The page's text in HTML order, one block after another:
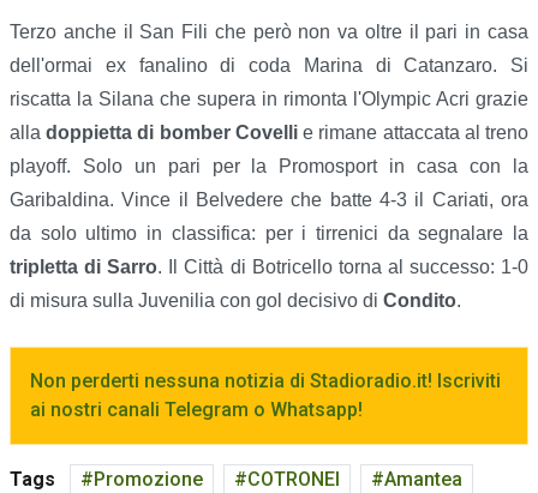
Terzo anche il San Fili che però non va oltre il pari in casa
dell'ormai ex fanalino di coda Marina di Catanzaro. Si
riscatta la Silana che supera in rimonta l'Olympic Acri grazie
alladoppietta di bomber Covellie rimane attaccata al treno
playoff. Solo un pari per la Promosport in casa con la
Garibaldina. Vince il Belvedere che batte 4-3 il Cariati, ora
da solo ultimo in classifica: per i tirrenici da segnalare la
tripletta di Sarro. Il Città di Botricello torna al successo: 1-0
di misura sulla Juvenilia con gol decisivo di Condito.
Non perderti nessuna notizia di Stadioradio.it! Iscriviti
ai nostri canali Telegram o Whatsapp!
Tags Promozione COTRONEI
Amantea